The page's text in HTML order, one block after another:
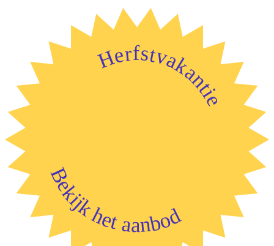
Herfstvakantie
Bekijk het aanbod